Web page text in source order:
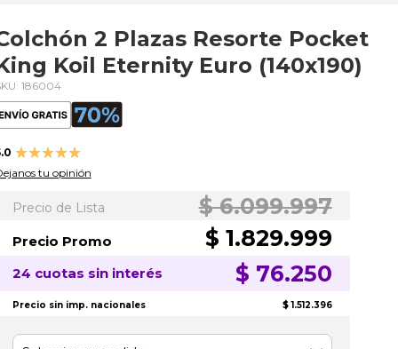
2 Plazas Resorte Pocket
Koil Eternity Euro (140x190)
186004
Valoración:
100
% of100
tu opinión
Precio de Lista $ 6.099.997
Precio Promo $ 1.829.999
24 cuotas sin interés $ 76.250
Precio sin imp. nacionales $ 1.512.396